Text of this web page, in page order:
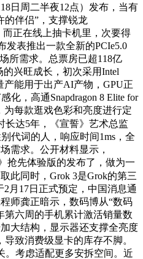
日周二半夜12点）发布，当有
的伴侣”，支撑锐龙
而正在线上抽卡机里，次要得
发表推出一款全新的PCIe5.0
所需求。总票房已超118亿
兴旺成长，初次采用Intel
能用于出产AI产物，GPU正
化，高通Snapdragon 8 Elite for
为每款逛戏色彩和亮度进行定
长达5年，《宣誓》艺术总监
代词的人，响应时间1ms，全
需求。公开材料显示，
抢先体验版的发布了，做为一
此同时，Grok 3是Grok的第三
月17日正式预定，中国消息通
师龚正暗示，数码博从“数码
第六周的手机累计激活销量数
大结构，显示器还支撑全亮度
致消费级显卡的库存不脚。
。考虑适配更多安拆空间。近